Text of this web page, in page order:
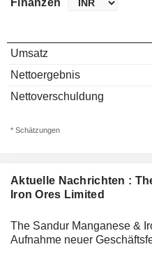
Aktuelle Nachrichten :
Iron Ores Limited
The Sandur Manganese &
Aufnahme neuer
Finanzen
Umsatz
Nettoergebnis
Nettoverschuldung
* Schätzungen